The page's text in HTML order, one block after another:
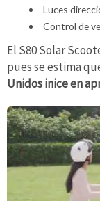
Luces
Control de
El S80 Solar
pues se estima
Unidos inice en